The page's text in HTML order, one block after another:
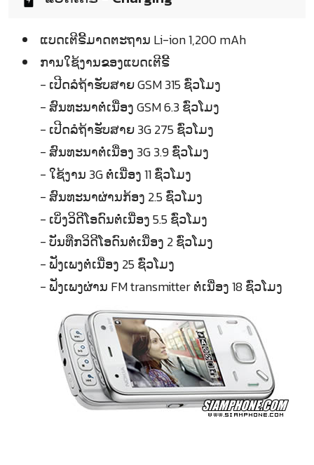
ແບດເຕີຣີ້ມາດຕະຖານ Li-ion 1,200 mAh
ການໃຊ້ງານຂອງແບດເຕີຣີ້
- ເປີດລໍຖ້າຮັບສາຍ GSM 315 ຊົ່ວໂມງ
- ສົນທະນາຕໍ່ເນື່ອງ GSM 6.3 ຊົ່ວໂມງ
- ເປີດລໍຖ້າຮັບສາຍ 3G 275 ຊົ່ວໂມງ
- ສົນທະນາຕໍ່ເນື່ອງ 3G 3.9 ຊົ່ວໂມງ
- ໃຊ້ງານ 3G ຕໍ່ເນື່ອງ 11 ຊົ່ວໂມງ
- ສົນທະນາຜ່ານກ້ອງ 2.5 ຊົ່ວໂມງ
- ເບິ່ງວິດີໂອດົນຕໍ່ເນື່ອງ 5.5 ຊົ່ວໂມງ
- ບັນທືກວິດີໂອດົນຕໍ່ເນື່ອງ 2 ຊົ່ວໂມງ
- ຟັງເພງຕໍ່ເນື່ອງ 25 ຊົ່ວໂມງ
- ຟັງເພງຜ່ານ FM transmitter ຕໍ່ເນື່ອງ 18 ຊົ່ວໂມງ